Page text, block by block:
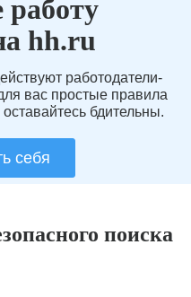
работу
hh.ru
работодатели-
вас простые правила
бдительны.
себя
поиска